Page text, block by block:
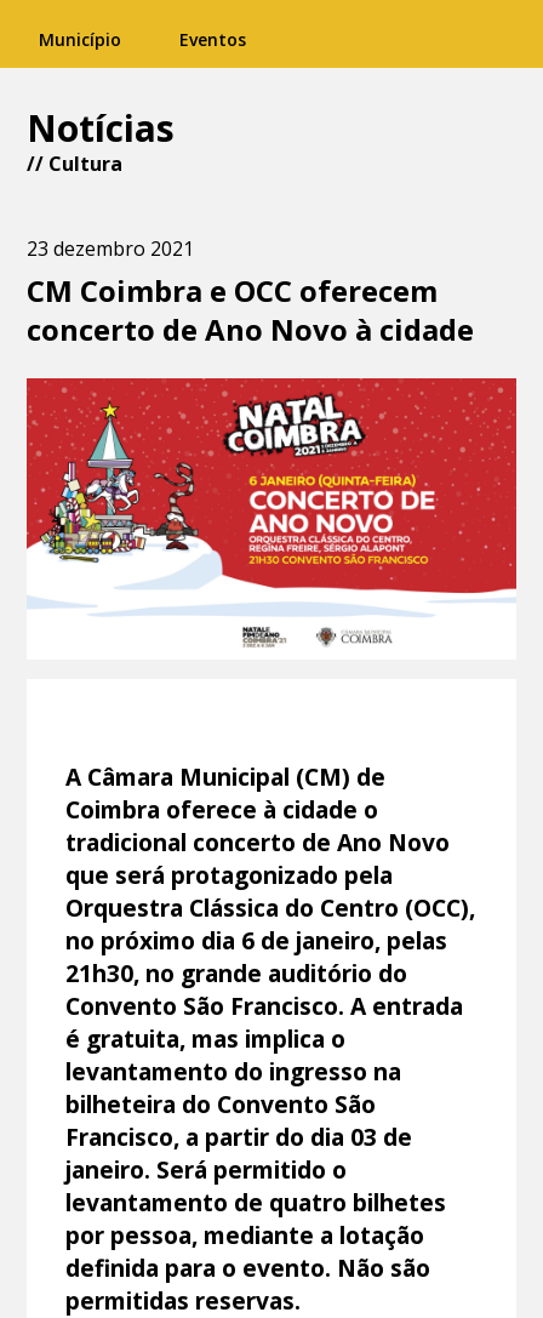
Município Eventos
Notícias
// Cultura
23 dezembro 2021
CM Coimbra e OCC oferecem
concerto de Ano Novo à cidade
A Câmara Municipal (CM) de
Coimbra oferece à cidade o
tradicional concerto de Ano Novo
que será protagonizado pela
Orquestra Clássica do Centro (OCC),
no próximo dia 6 de janeiro, pelas
21h30, no grande auditório do
Convento São Francisco. A entrada
é gratuita, mas implica o
levantamento do ingresso na
bilheteira do Convento São
Francisco, a partir do dia 03 de
janeiro. Será permitido o
levantamento de quatro bilhetes
por pessoa, mediante a lotação
definida para o evento. Não são
permitidas reservas.